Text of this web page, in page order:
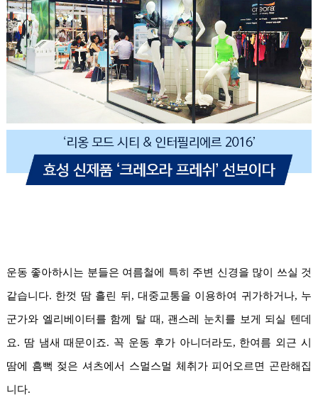
운동 좋아하시는 분들은 여름철에 특히 주변 신경을 많이 쓰실 것
같습니다. 한껏 땀 흘린 뒤, 대중교통을 이용하여 귀가하거나, 누
군가와 엘리베이터를 함께 탈 때, 괜스레 눈치를 보게 되실 텐데
요. 땀 냄새 때문이죠. 꼭 운동 후가 아니더라도, 한여름 외근 시
땀에 흠뻑 젖은 셔츠에서 스멀스멀 체취가 피어오르면 곤란해집
니다.